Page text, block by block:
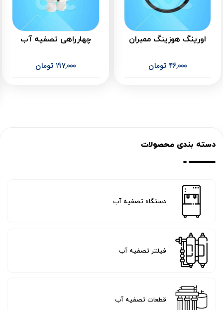
اورینگ هوزینگ ممبران
46,000 تومان
چهارراهی تصفیه آب
197,000 تومان
دسته بندی محصولات
دستگاه تصفیه آب
فیلتر تصفیه آب
قطعات تصفیه آب